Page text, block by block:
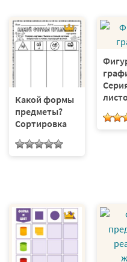
Какой формы
предметы?
Сортировка